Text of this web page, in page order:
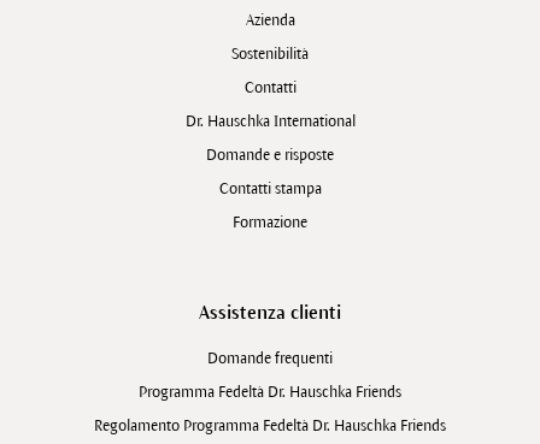
Azienda
Sostenibilità
Contatti
Dr. Hauschka International
Domande e risposte
Contatti stampa
Formazione
Assistenza clienti
Domande frequenti
Programma Fedeltà Dr. Hauschka Friends
Regolamento Programma Fedeltà Dr. Hauschka Friends